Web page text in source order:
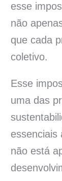
esse
não
que cada
coletivo.
Esse
uma das
essenciais
não está